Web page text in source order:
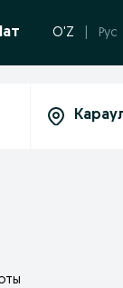
O'Z Рус